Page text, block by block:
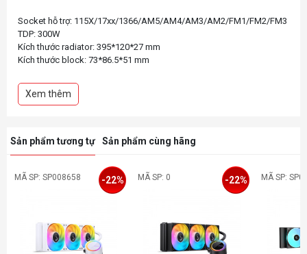
Socket hỗ trợ: 115X/17xx/1366/AM5/AM4/AM3/AM2/FM1/FM2/FM3
TDP: 300W
Kích thước radiator: 395*120*27 mm
Kích thước block: 73*86.5*51 mm
Bơm có độ ồn thấp
Ống bọc lưới cao cấp
Xem thêm
Sản phẩm tương tự Sản phẩm cùng hãng
MÃ SP: SP008658 -22% MÃ SP: 0 -22% MÃ SP: